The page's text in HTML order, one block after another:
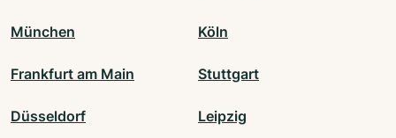
München Köln
Frankfurt am Main Stuttgart
Düsseldorf Leipzig